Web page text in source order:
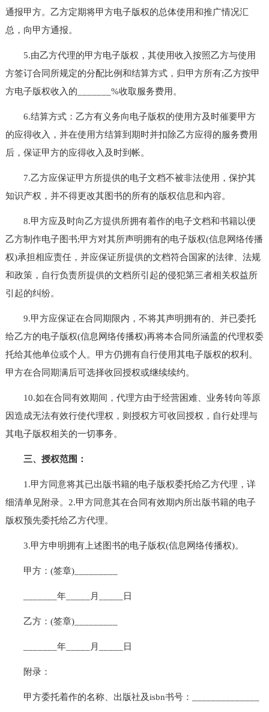
通报甲方。乙方定期将甲方电子版权的总体使用和推广情况汇
总，向甲方通报。
5.由乙方代理的甲方电子版权，其使用收入按照乙方与使用
方签订合同所规定的分配比例和结算方式，归甲方所有;乙方按甲
方电子版权收入的_______%收取服务费用。
6.结算方式：乙方有义务向电子版权的使用方及时催要甲方
的应得收入，并在使用方结算到期时并扣除乙方应得的服务费用
后，保证甲方的应得收入及时到帐。
7.乙方应保证甲方所提供的电子文档不被非法使用，保护其
知识产权，并不得更改其图书的所有的版权信息和内容。
8.甲方应及时向乙方提供所拥有着作的电子文档和书籍以便
乙方制作电子图书;甲方对其所声明拥有的电子版权(信息网络传播
权)承担相应责任，并应保证所提供的文档符合国家的法律、法规
和政策，自行负责所提供的文档所引起的侵犯第三者相关权益所
引起的纠纷。
9.甲方应保证在合同期限内，不将其声明拥有的、并已委托
给乙方的电子版权(信息网络传播权)再将本合同所涵盖的代理权委
托给其他单位或个人。甲方仍拥有自行使用其电子版权的权利。
甲方在合同期满后可选择收回授权或继续续约。
10.如在合同有效期间，代理方由于经营困难、业务转向等原
因造成无法有效行使代理权，则授权方可收回授权，自行处理与
其电子版权相关的一切事务。
三、授权范围：
1.甲方同意将其已出版书籍的电子版权委托给乙方代理，详
细清单见附录。2.甲方同意其在合同有效期内所出版书籍的电子
版权预先委托给乙方代理。
3.甲方申明拥有上述图书的电子版权(信息网络传播权)。
甲方：(签章)_________
_______年_____月_____日
乙方：(签章)_________
_______年_____月_____日
附录：
甲方委托着作的名称、出版社及isbn书号：______________